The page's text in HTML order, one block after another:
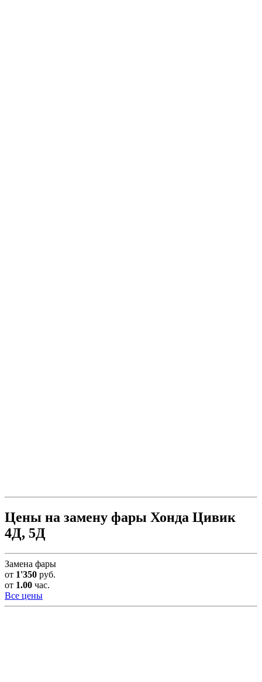
Цены на замену фары Хонда Цивик
4Д, 5Д
Замена фары
от 1'350 руб.
от 1.00 час.
Все цены